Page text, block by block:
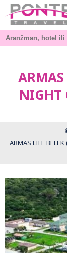
ARMAS
NIGHT
ARMAS LIFE